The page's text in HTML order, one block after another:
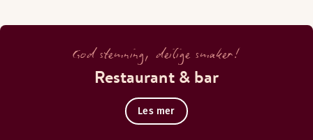
God stemning, deilige smaker!
Restaurant & bar
Les mer